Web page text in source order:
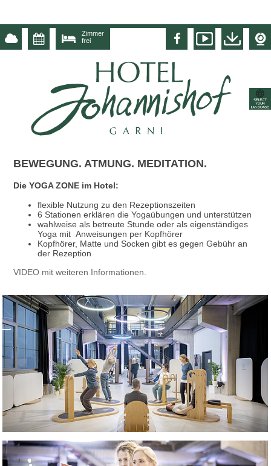
Zimmer
frei
BEWEGUNG. ATMUNG. MEDITATION.
Die YOGA ZONE im Hotel:
flexible Nutzung zu den Rezeptionszeiten
6 Stationen erklären die Yogaübungen und unterstützen
wahlweise als betreute Stunde oder als eigenständiges
Yoga mit Anweisungen per Kopfhörer
Kopfhörer, Matte und Socken gibt es gegen Gebühr an
der Rezeption
VIDEO mit weiteren Informationen.